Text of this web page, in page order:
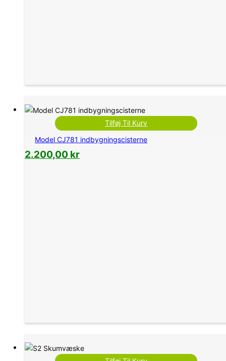
Tilføj Til Kurv
Model CJ781 indbygningscisterne
2.200,00 kr